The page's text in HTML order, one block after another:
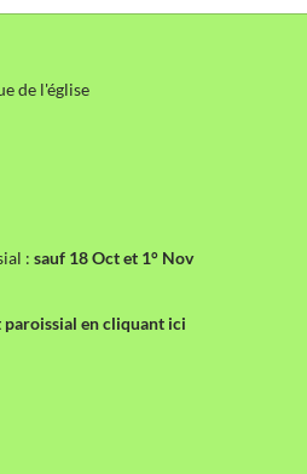
de l'église
: sauf 18 Oct et 1° Nov
en cliquant ici